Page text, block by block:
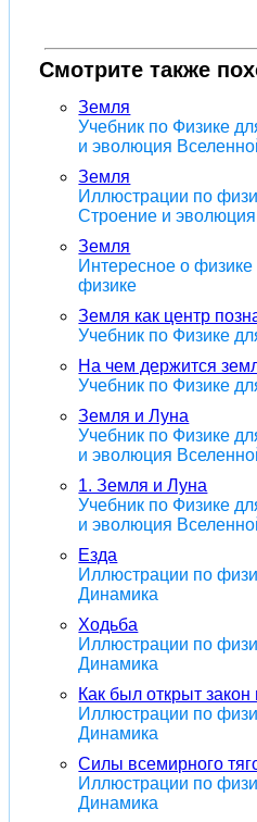
Смотрите также
Земля
Учебник по Физике
и эволюция
Земля
Иллюстрации по
Строение и
Земля
Интересное о
физике
Земля как центр
Учебник по Физике
На чем держится
Учебник по Физике
Земля и Луна
Учебник по Физике
и эволюция
1. Земля и Луна
Учебник по Физике
и эволюция
Езда
Иллюстрации по
Динамика
Ходьба
Иллюстрации по
Динамика
Как был открыт
Иллюстрации по
Динамика
Силы всемирного
Иллюстрации по
Динамика